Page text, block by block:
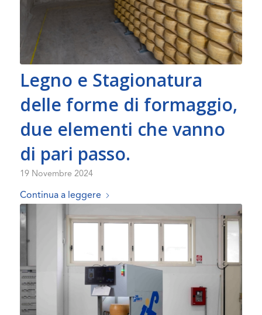
Legno e Stagionatura
delle forme di formaggio,
due elementi che vanno
di pari passo.
19 Novembre 2024
Continua a leggere